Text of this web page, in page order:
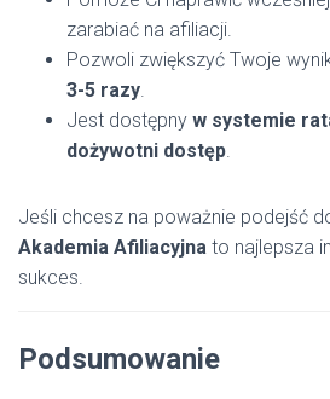
zarabiać na afiliacji.
Pozwoli zwiększyć Twoje
3-5 razy.
Jest dostępny w systemie
dożywotni dostęp.
Jeśli chcesz na poważnie podejść
Akademia Afiliacyjna to najlepsza
sukces.
Podsumowanie